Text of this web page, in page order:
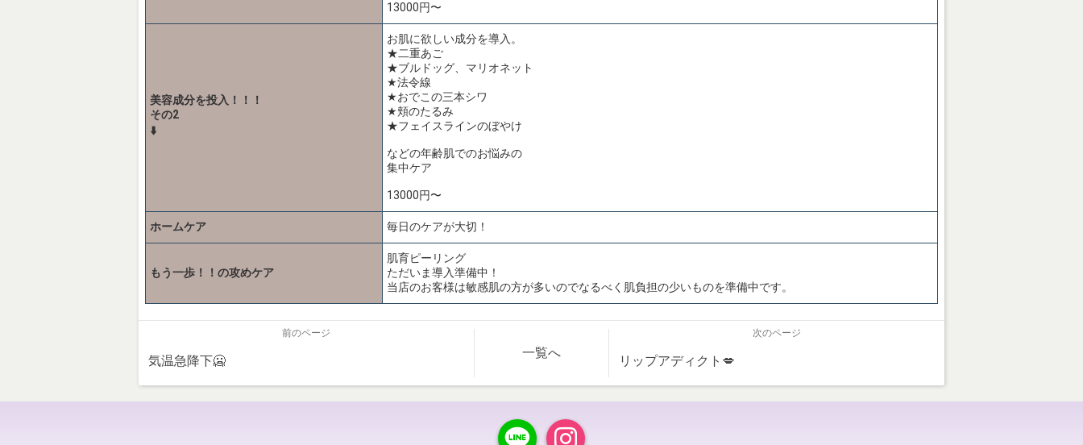
13000円〜
美容成分を投入！！！
その2
⬇️
お肌に欲しい成分を導入。
★二重あご
★ブルドッグ、マリオネット
★法令線
★おでこの三本シワ
★頬のたるみ
★フェイスラインのぼやけ
などの年齢肌でのお悩みの
集中ケア
13000円〜
ホームケア 毎日のケアが大切！
もう一歩！！の攻めケア
肌育ピーリング
ただいま導入準備中！
当店のお客様は敏感肌の方が多いのでなるべく肌負担の少いものを準備中です。
前のページ
気温急降下🥶
一覧へ
次のページ
リップアディクト💋